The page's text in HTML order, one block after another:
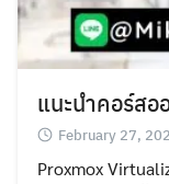
แนะนำคอร์ส
February 27,
Proxmox